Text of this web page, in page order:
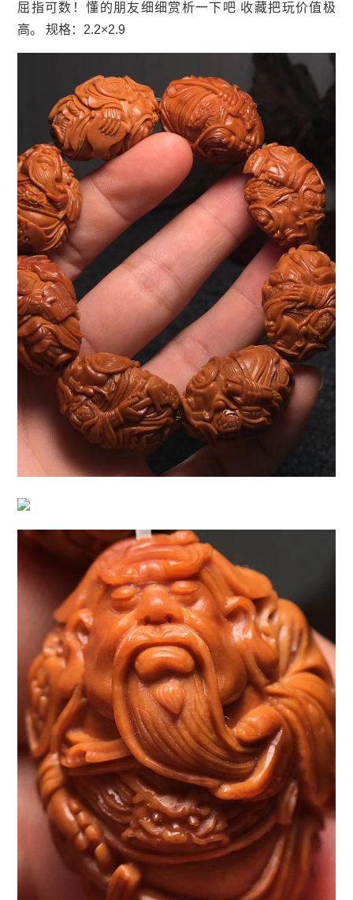
屈指可数！懂的朋友细细赏析一下吧 收藏把玩价值极
高。 规格：2.2×2.9